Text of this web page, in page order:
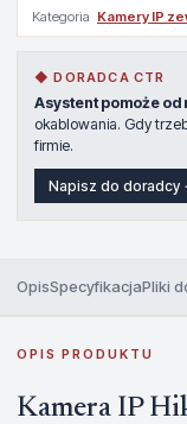
Kategoria Kamery IP
◆ DORADCA CTR
Asystent pomoże od
okablowania. Gdy
firmie.
Napisz do doradcy
OpisSpecyfikacjaPliki
OPIS PRODUKTU
Kamera IP